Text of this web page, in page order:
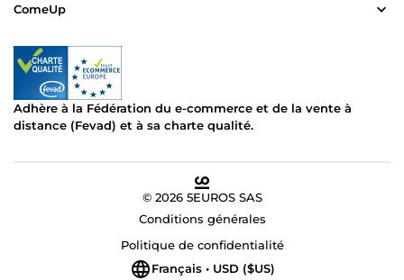
ComeUp
Adhère à la Fédération du e-commerce et de la vente à
distance (Fevad) et à sa charte qualité.
© 2026 5EUROS SAS
Conditions générales
Politique de confidentialité
Français • USD ($US)